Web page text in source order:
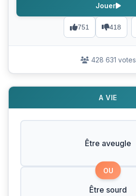
751 418
Jouer
428 631 votes
A VIE
Être aveugle
OU
Être sourd